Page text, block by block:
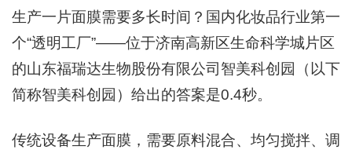
生产一片面膜需要多长时间？国内化妆品行业第一
个“透明工厂”——位于济南高新区生命科学城片区
的山东福瑞达生物股份有限公司智美科创园（以下
简称智美科创园）给出的答案是0.4秒。
传统设备生产面膜，需要原料混合、均匀搅拌、调